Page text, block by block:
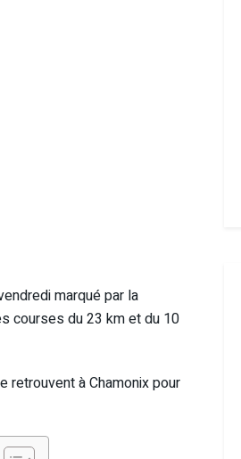
marqué par la
courses du 23 km et du 10
retrouvent à Chamonix pour